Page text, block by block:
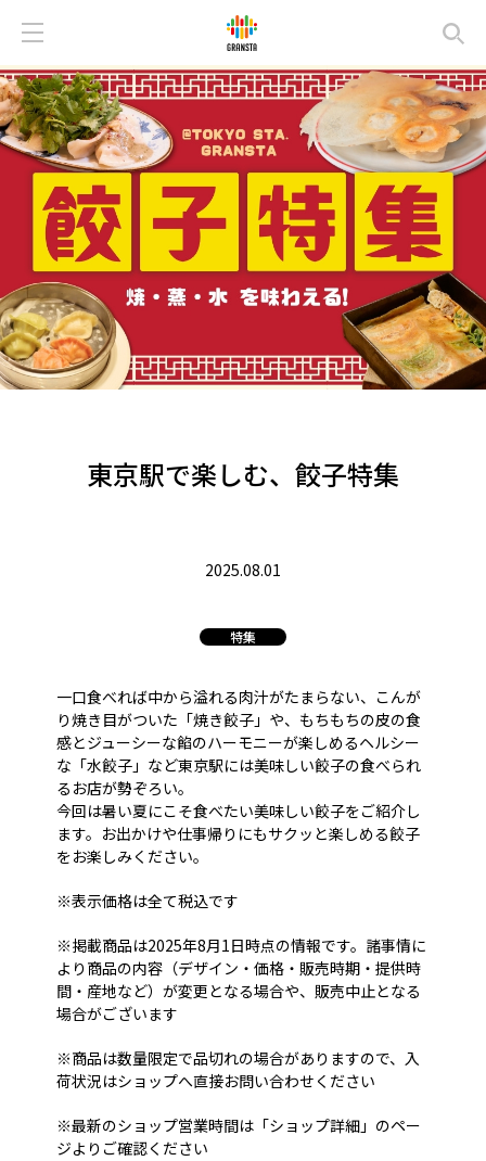
東京駅で楽しむ、餃子特集
2025.08.01
特集
一口食べれば中から溢れる肉汁がたまらない、こんが
り焼き目がついた「焼き餃子」や、もちもちの皮の食
感とジューシーな餡のハーモニーが楽しめるヘルシー
な「水餃子」など東京駅には美味しい餃子の食べられ
るお店が勢ぞろい。
今回は暑い夏にこそ食べたい美味しい餃子をご紹介し
ます。お出かけや仕事帰りにもサクッと楽しめる餃子
をお楽しみください。
※表示価格は全て税込です
※掲載商品は2025年8月1日時点の情報です。諸事情に
より商品の内容（デザイン・価格・販売時期・提供時
間・産地など）が変更となる場合や、販売中止となる
場合がございます
※商品は数量限定で品切れの場合がありますので、入
荷状況はショップへ直接お問い合わせください
※最新のショップ営業時間は「ショップ詳細」のペー
ジよりご確認ください